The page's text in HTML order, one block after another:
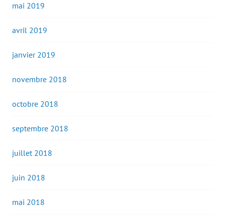
mai 2019
avril 2019
janvier 2019
novembre 2018
octobre 2018
septembre 2018
juillet 2018
juin 2018
mai 2018